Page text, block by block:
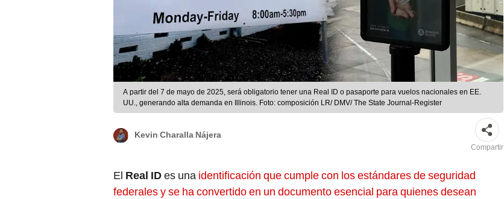
A partir del 7 de mayo de 2025, será obligatorio tener una Real ID o pasaporte para vuelos nacionales en EE.
UU., generando alta demanda en Illinois. Foto: composición LR/ DMV/ The State Journal-Register
Kevin Charalla Nájera
Compartir
El Real IDes una identificación que cumple con los estándares de seguridad
federales y se ha convertido en un documento esencial para quienes desean